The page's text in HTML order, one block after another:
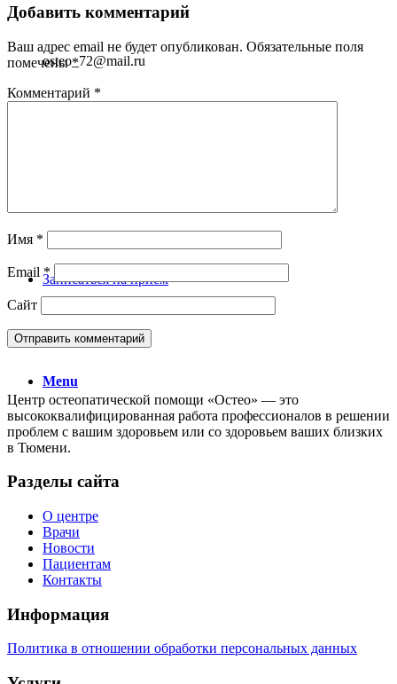
osteo_72@mail.ru
Записаться на прием
Menu
Добавить комментарий
Ваш адрес email не будет опубликован. Обязательные поля
помечены*
Комментарий *
Имя *
Email *
Сайт
Центр остеопатической помощи «Остео» — это
высококвалифицированная работа профессионалов в решении
проблем с вашим здоровьем или со здоровьем ваших близких
в Тюмени.
Разделы сайта
О центре
Врачи
Новости
Пациентам
Контакты
Информация
Политика в отношении обработки персональных данных